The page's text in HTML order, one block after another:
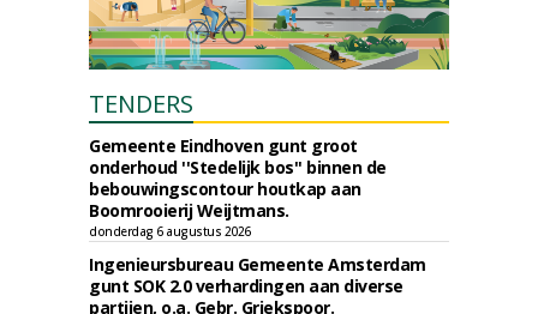
TENDERS
Gemeente Eindhoven gunt groot
onderhoud ''Stedelijk bos'' binnen de
bebouwingscontour houtkap aan
Boomrooierij Weijtmans.
donderdag 6 augustus 2026
Ingenieursbureau Gemeente Amsterdam
gunt SOK 2.0 verhardingen aan diverse
partijen, o.a. Gebr. Griekspoor.